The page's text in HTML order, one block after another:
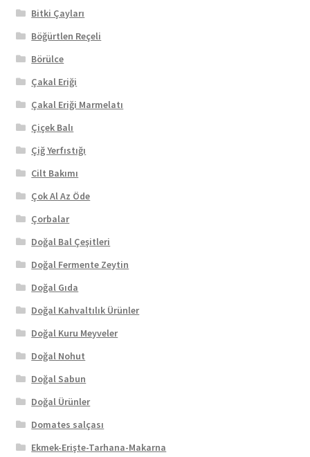
Bitki Çayları
Böğürtlen Reçeli
Börülce
Çakal Eriği
Çakal Eriği Marmelatı
Çiçek Balı
Çiğ Yerfıstığı
Cilt Bakımı
Çok Al Az Öde
Çorbalar
Doğal Bal Çeşitleri
Doğal Fermente Zeytin
Doğal Gıda
Doğal Kahvaltılık Ürünler
Doğal Kuru Meyveler
Doğal Nohut
Doğal Sabun
Doğal Ürünler
Domates salçası
Ekmek-Erişte-Tarhana-Makarna